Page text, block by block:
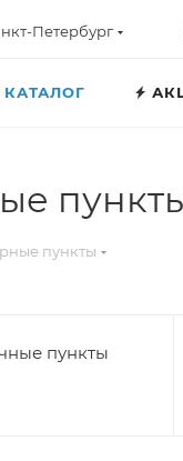
Петербург
КАТАЛОГ
пункты
пункты